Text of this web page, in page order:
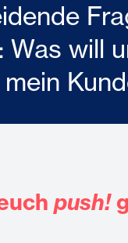
Was will
push!